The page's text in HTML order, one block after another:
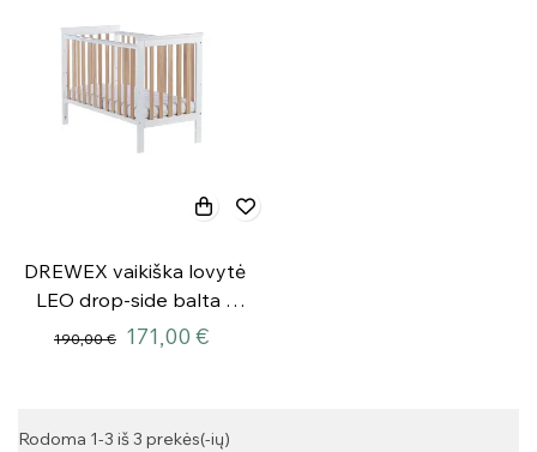
DREWEX vaikiška lovytė
LEO drop-side balta /
buko
190,00 € 171,00 €
Rodoma 1-3 iš 3 prekės(-ių)